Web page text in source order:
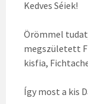
Kedves Séiek!
Örömmel
megszületett
kisfia,
Így most a kis